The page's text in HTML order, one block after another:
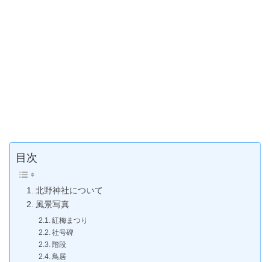
目次
北野神社について
風景写真
紅梅まつり
社号碑
階段
鳥居